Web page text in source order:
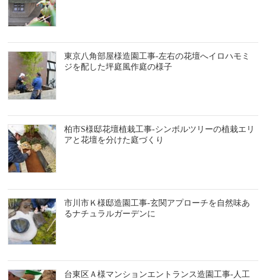
東京八角部屋様造園工事-左右の花壇へイロハモミ
ジを配した坪庭風作庭の様子
柏市S様邸花壇植栽工事-シンボルツリーの植栽エリ
アと花壇を分けた庭づくり
市川市Ｋ様邸造園工事-玄関アプローチを自然味あ
るナチュラルガーデンに
台東区Ａ様マンションエントランス造園工事-人工